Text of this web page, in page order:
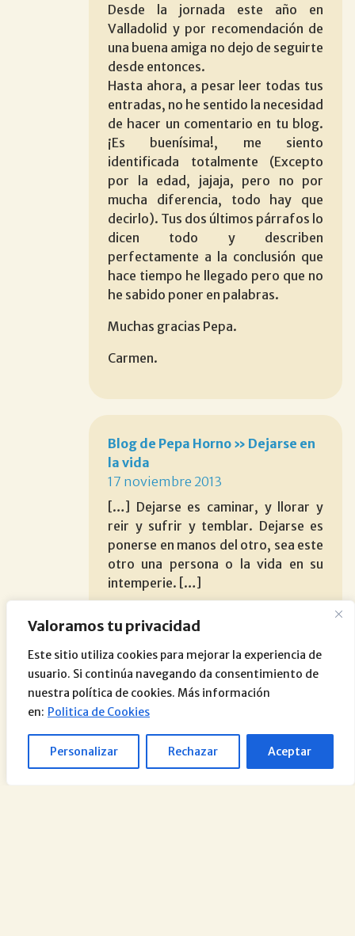
Valoramos tu privacidad
Este sitio utiliza cookies para mejorar la experiencia de
usuario. Si continúa navegando da consentimiento de
nuestra política de cookies. Más información
en: Politica de Cookies
Personalizar Rechazar Aceptar
Desde la jornada este año en
Valladolid y por recomendación de
una buena amiga no dejo de seguirte
desde entonces.
Hasta ahora, a pesar leer todas tus
entradas, no he sentido la necesidad
de hacer un comentario en tu blog.
¡Es buenísima!, me siento
identificada totalmente (Excepto
por la edad, jajaja, pero no por
mucha diferencia, todo hay que
decirlo). Tus dos últimos párrafos lo
dicen todo y describen
perfectamente a la conclusión que
hace tiempo he llegado pero que no
he sabido poner en palabras.
Muchas gracias Pepa.
Carmen.
Blog de Pepa Horno » Dejarse en
la vida
17 noviembre 2013
[…] Dejarse es caminar, y llorar y
reir y sufrir y temblar. Dejarse es
ponerse en manos del otro, sea este
otro una persona o la vida en su
intemperie. […]
Los comentarios están cerrados.